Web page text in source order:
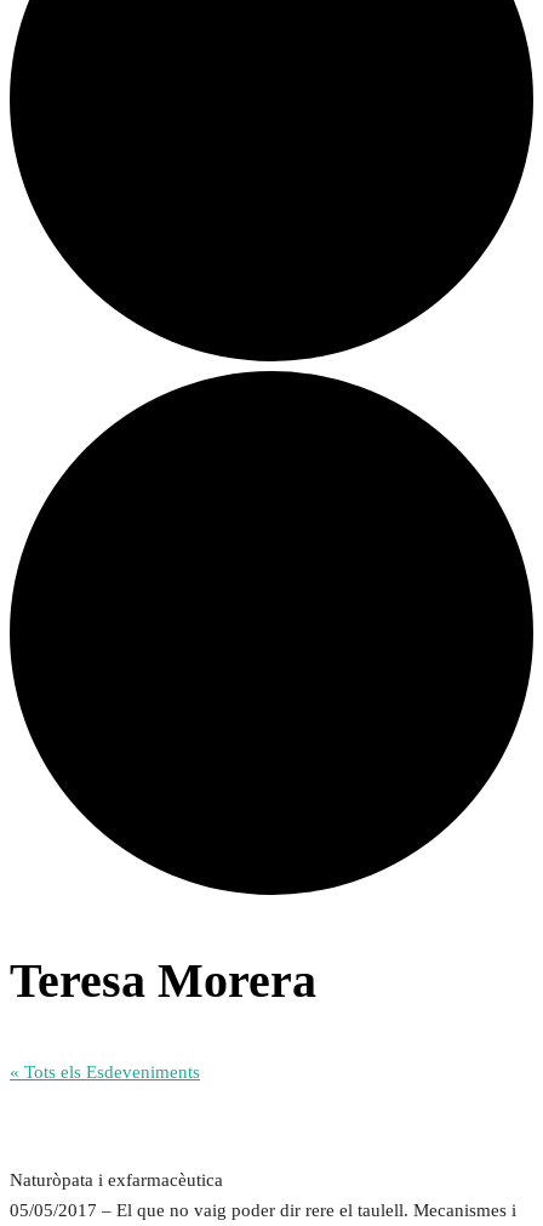
Teresa Morera
« Tots els Esdeveniments
Naturòpata i exfarmacèutica
05/05/2017 – El que no vaig poder dir rere el taulell. Mecanismes i